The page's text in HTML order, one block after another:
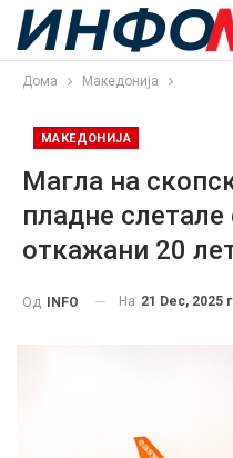
Дома Македонија
МАКЕДОНИЈА
Магла на
пладне
откажани 20
Од INFO На 21 Dec, 2025